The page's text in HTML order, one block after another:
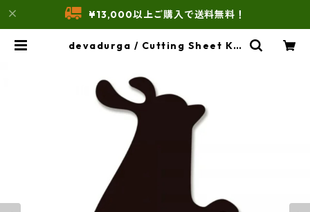
¥13,000以上ご購入で送料無料！
devadurga / Cutting Sheet KU